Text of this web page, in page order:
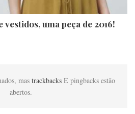
vestidos, uma peça de 2016!
mas trackbacks E pingbacks estão
abertos.